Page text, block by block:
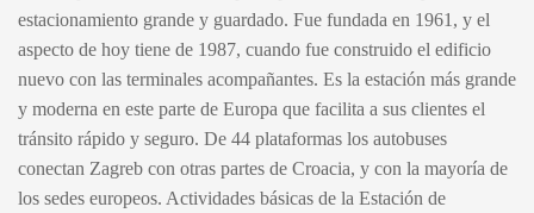
estacionamiento grande y guardado. Fue fundada en 1961, y el
aspecto de hoy tiene de 1987, cuando fue construido el edificio
nuevo con las terminales acompañantes. Es la estación más grande
y moderna en este parte de Europa que facilita a sus clientes el
tránsito rápido y seguro. De 44 plataformas los autobuses
conectan Zagreb con otras partes de Croacia, y con la mayoría de
los sedes europeos. Actividades básicas de la Estación de